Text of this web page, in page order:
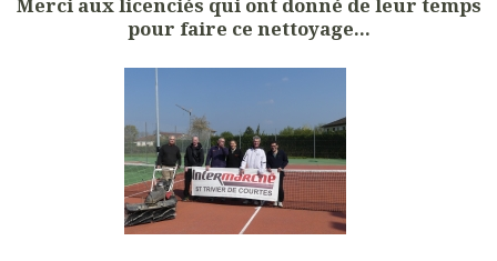
pour faire ce nettoyage...